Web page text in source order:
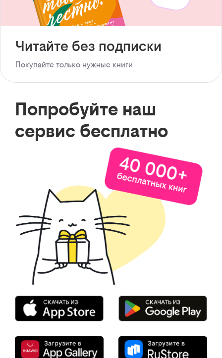
Читайте без подписки
Покупайте только нужные книги
Попробуйте наш
сервис бесплатно